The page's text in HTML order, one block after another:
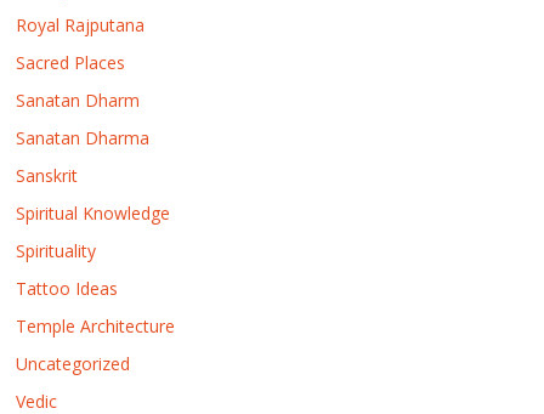
Royal Rajputana
Sacred Places
Sanatan Dharm
Sanatan Dharma
Sanskrit
Spiritual Knowledge
Spirituality
Tattoo Ideas
Temple Architecture
Uncategorized
Vedic